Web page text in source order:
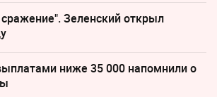
Зеленский открыл
ниже 35 000 напомнили о